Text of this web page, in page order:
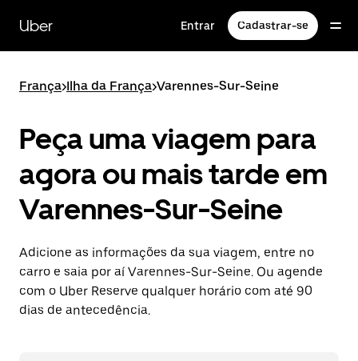
para
conteúdo
Uber Entrar Cadastrar-se
França>Ilha da França>Varennes-Sur-Seine
Peça uma viagem para
agora ou mais tarde em
Varennes-Sur-Seine
Adicione as informações da sua viagem, entre no
carro e saia por aí Varennes-Sur-Seine. Ou agende
com o Uber Reserve qualquer horário com até 90
dias de antecedência.